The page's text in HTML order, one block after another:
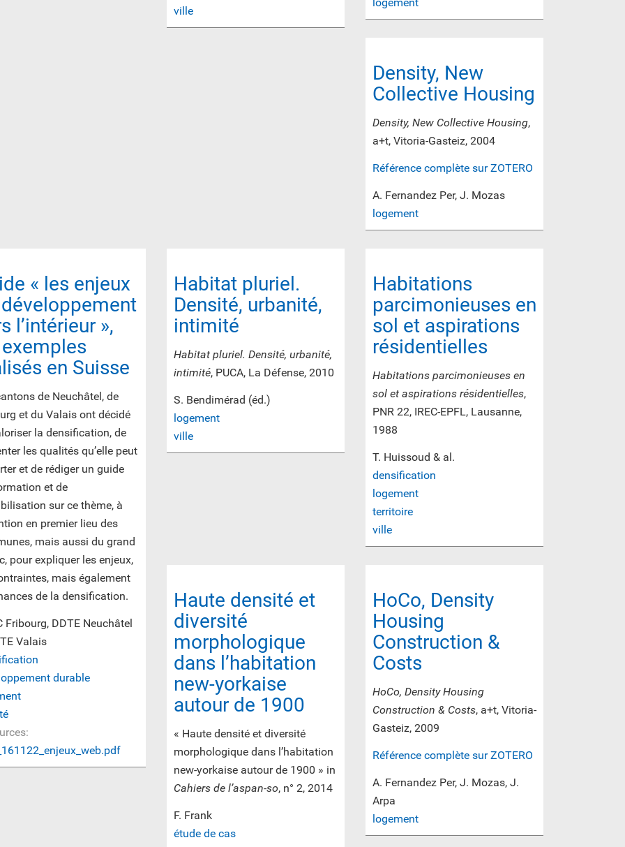
ville
logement
Density, New
Collective Housing
Density, New Collective Housing,
a+t, Vitoria-Gasteiz, 2004
Référence complète sur ZOTERO
A. Fernandez Per, J. Mozas
logement
« les enjeux
l’intérieur »,
en Suisse
de Neuchâtel, de
et du Valais ont décidé
la densification, de
les qualités qu’elle peut
et de rédiger un guide
et de
sur ce thème, à
en premier lieu des
mais aussi du grand
pour expliquer les enjeux,
mais également
de la densification.
Fribourg, DDTE Neuchâtel
Valais
durable
Habitat pluriel.
Densité, urbanité,
intimité
Habitat pluriel. Densité, urbanité,
intimité, PUCA, La Défense, 2010
S. Bendimérad (éd.)
logement
ville
Habitations
parcimonieuses en
sol et aspirations
résidentielles
Habitations parcimonieuses en
sol et aspirations résidentielles,
PNR 22, IREC-EPFL, Lausanne,
1988
T. Huissoud & al.
densification
logement
territoire
ville
Haute densité et
diversité
morphologique
dans l’habitation
new-yorkaise
autour de 1900
« Haute densité et diversité
morphologique dans l’habitation
new-yorkaise autour de 1900 » in
Cahiers de l’aspan-so, n° 2, 2014
F. Frank
étude de cas
HoCo, Density
Housing
Construction &
Costs
HoCo, Density Housing
Construction & Costs, a+t, Vitoria-
Gasteiz, 2009
Référence complète sur ZOTERO
A. Fernandez Per, J. Mozas, J.
Arpa
logement